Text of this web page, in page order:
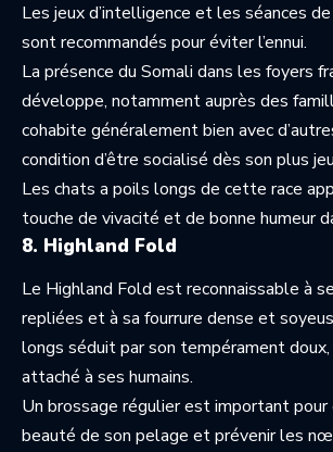
Les jeux d’intelligence et les séances
sont recommandés pour éviter l’ennui.
La présence du Somali dans les foyers
développe, notamment auprès des
cohabite généralement bien avec
condition d’être socialisé dès son plus
Les chats a poils longs de cette race
touche de vivacité et de bonne humeur
8. Highland Fold
Le Highland Fold est reconnaissable à
repliées et à sa fourrure dense et
longs séduit par son tempérament
attaché à ses humains.
Un brossage régulier est important
beauté de son pelage et prévenir les